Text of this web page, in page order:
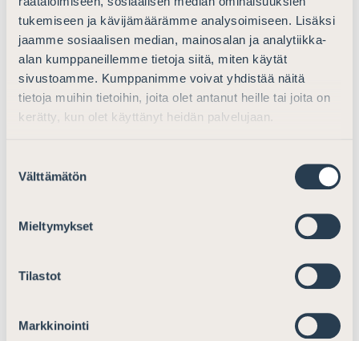
tukemiseen ja kävijämäärämme analysoimiseen. Lisäksi
jaamme sosiaalisen median, mainosalan ja analytiikka-
alan kumppaneillemme tietoja siitä, miten käytät
sivustoamme. Kumppanimme voivat yhdistää näitä
tietoja muihin tietoihin, joita olet antanut heille tai joita on
kerätty, kun olet käyttänyt heidän palvelujaan.
valinta
Välttämätön
Mieltymykset
Tilastot
Markkinointi
Ajankohtaista
Lausunto todistelutallenneuudistuksen
johdosta laaditusta lainkäyttömuistiosta
Lausunnot11.11.2022
käyttöönottoa ja elinkautisvankien